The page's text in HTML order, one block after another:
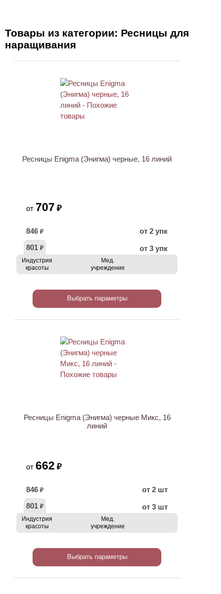
Товары из категории: Ресницы для
наращивания
Ресницы Enigma (Энигма) черные, 16 линий
от 707 ₽
846 ₽
от 2 упк
801 ₽ от 3 упк
Индустрия
красоты
Мед.
учреждение
Выбрать параметры
Ресницы Enigma (Энигма) черные Микс, 16
линий
от 662 ₽
846 ₽
от 2 шт
801 ₽ от 3 шт
Индустрия
красоты
Мед.
учреждение
Выбрать параметры